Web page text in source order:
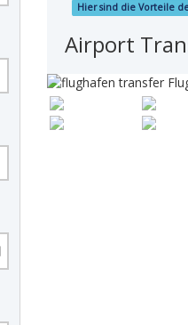
Hier sind die Vorteile
Airport